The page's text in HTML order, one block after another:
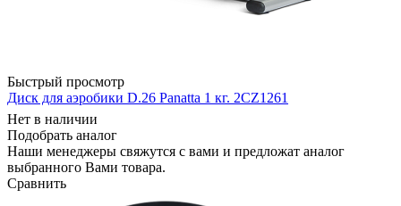
Быстрый просмотр
Диск для аэробики D.26 Panatta 1 кг. 2CZ1261
Нет в наличии
Подобрать аналог
Наши менеджеры свяжутся с вами и предложат аналог
выбранного Вами товара.
Сравнить